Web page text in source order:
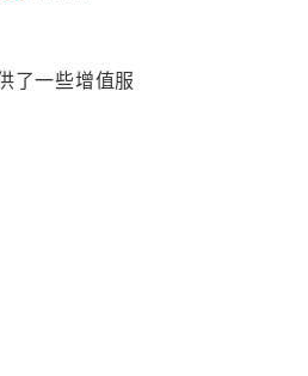
了一些增值服